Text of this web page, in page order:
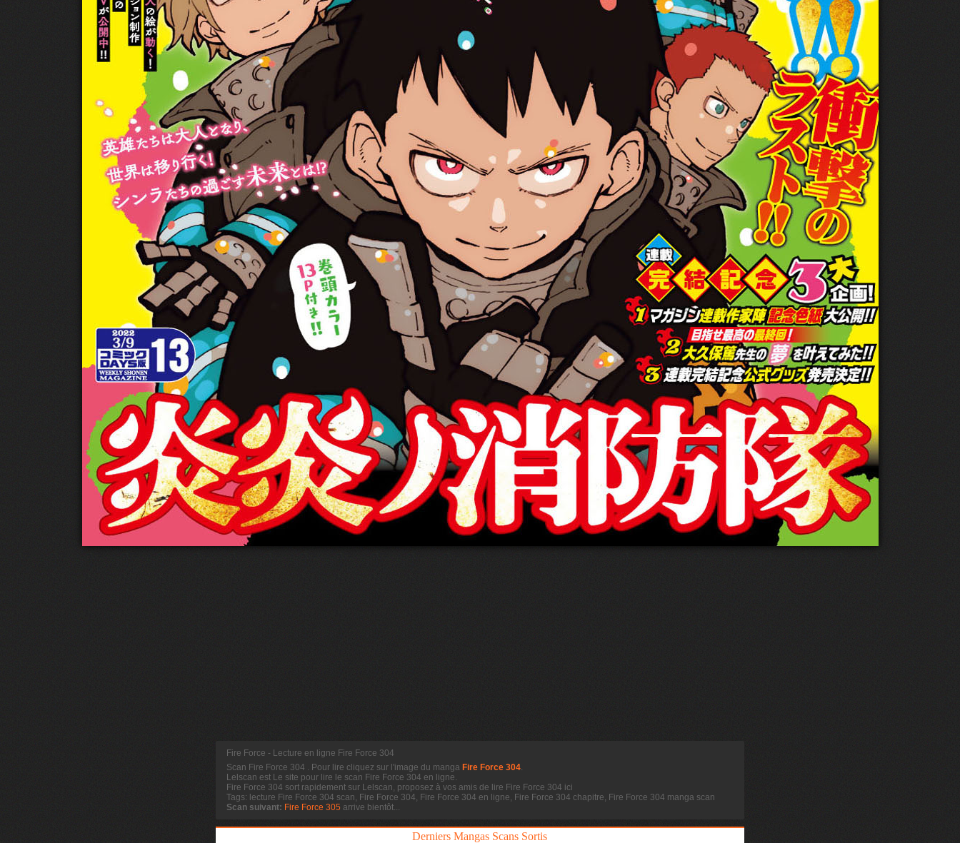
Fire Force - Lecture en ligne Fire Force 304
Scan Fire Force 304 . Pour lire cliquez sur l'image du manga Fire Force 304.
Lelscan est Le site pour lire le scan Fire Force 304 en ligne.
Fire Force 304 sort rapidement sur Lelscan, proposez à vos amis de lire Fire Force 304 ici
Tags: lecture Fire Force 304 scan, Fire Force 304, Fire Force 304 en ligne, Fire Force 304 chapitre, Fire Force 304 manga scan
Scan suivant: Fire Force 305 arrive bientôt...
Derniers Mangas Scans Sortis